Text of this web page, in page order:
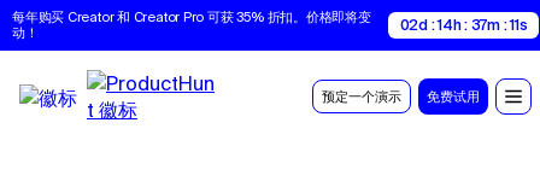
每年购买 Creator 和 Creator Pro 可获 35% 折扣。价格即将变
动！
02d : 14h : 37m : 10s
预定一个演示 免费试用